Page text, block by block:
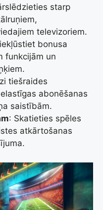
starp
televizoriem.
bonusa
funkcijām un
tiešraides
abonēšanas
saistībām.
: Skatieties spēles
atkārtošanas